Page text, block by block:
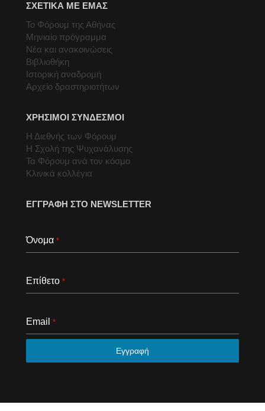
ΣΧΕΤΙΚΑ ΜΕ ΕΜΑΣ
Το Φόρουμ της Αθήνας
Μηνιαίο πρόγραμμα
Νέα και ανακοινώσεις
Βιβλιοθήκη
Ιστορική αναδρομή
Αρχείο δραστηριοτήτων
ΧΡΗΣΙΜΟΙ ΣΥΝΔΕΣΜΟΙ
Η Διεθνής των Φόρουμ
Η Σχολή της Ψυχανάλυσης
Τα Φόρουμ ανά τον κόσμο
Κλινικά κολλέγια
ΕΓΓΡΑΦΗ ΣΤΟ NEWSLETTER
Όνομα *
Επίθετο *
Email *
Εγγραφή